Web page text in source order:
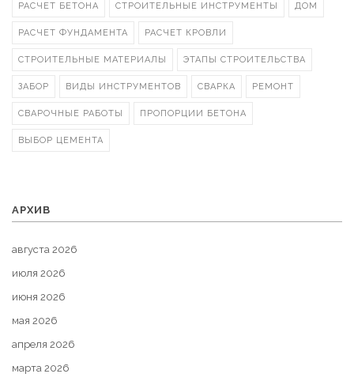
РАСЧЕТ БЕТОНА СТРОИТЕЛЬНЫЕ ИНСТРУМЕНТЫ ДОМ
РАСЧЕТ ФУНДАМЕНТА РАСЧЕТ КРОВЛИ
СТРОИТЕЛЬНЫЕ МАТЕРИАЛЫ ЭТАПЫ СТРОИТЕЛЬСТВА
ЗАБОР ВИДЫ ИНСТРУМЕНТОВ СВАРКА РЕМОНТ
СВАРОЧНЫЕ РАБОТЫ ПРОПОРЦИИ БЕТОНА
ВЫБОР ЦЕМЕНТА
АРХИВ
августа 2026
июля 2026
июня 2026
мая 2026
апреля 2026
марта 2026